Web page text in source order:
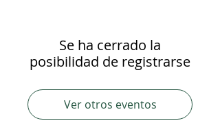
Se ha cerrado la
posibilidad de registrarse
Ver otros eventos